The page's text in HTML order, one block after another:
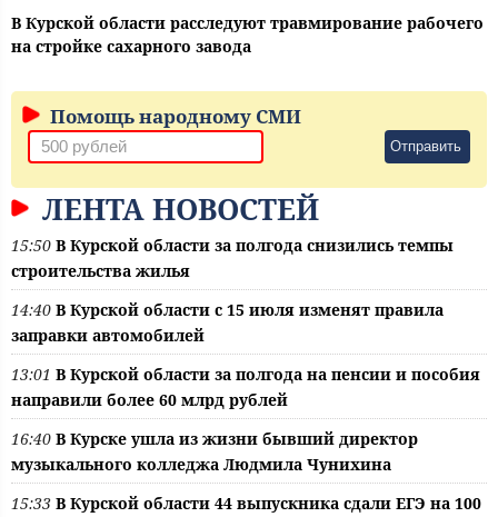
В Курской области расследуют травмирование рабочего
на стройке сахарного завода
Помощь народному СМИ
Отправить
ЛЕНТА НОВОСТЕЙ
15:50 В Курской области за полгода снизились темпы
строительства жилья
14:40 В Курской области с 15 июля изменят правила
заправки автомобилей
13:01 В Курской области за полгода на пенсии и пособия
направили более 60 млрд рублей
16:40 В Курске ушла из жизни бывший директор
музыкального колледжа Людмила Чунихина
15:33 В Курской области 44 выпускника сдали ЕГЭ на 100